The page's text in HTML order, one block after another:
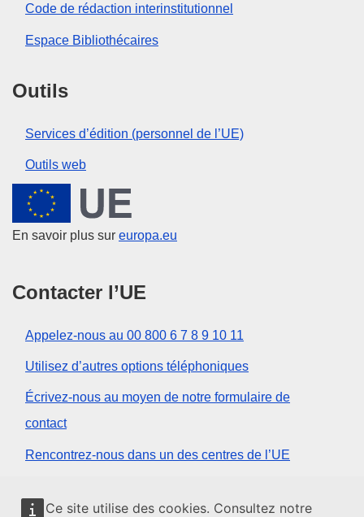
Ce site utilise des cookies. Consultez notre
Code de rédaction interinstitutionnel
Espace Bibliothécaires
Outils
Services d’édition (personnel de l’UE)
Outils web
Union européenne
En savoir plus sur europa.eu
Contacter l’UE
Appelez-nous au 00 800 6 7 8 9 10 11
Utilisez d’autres options téléphoniques
Écrivez-nous au moyen de notre formulaire de
contact
Rencontrez-nous dans un des centres de l’UE
Réseaux sociaux